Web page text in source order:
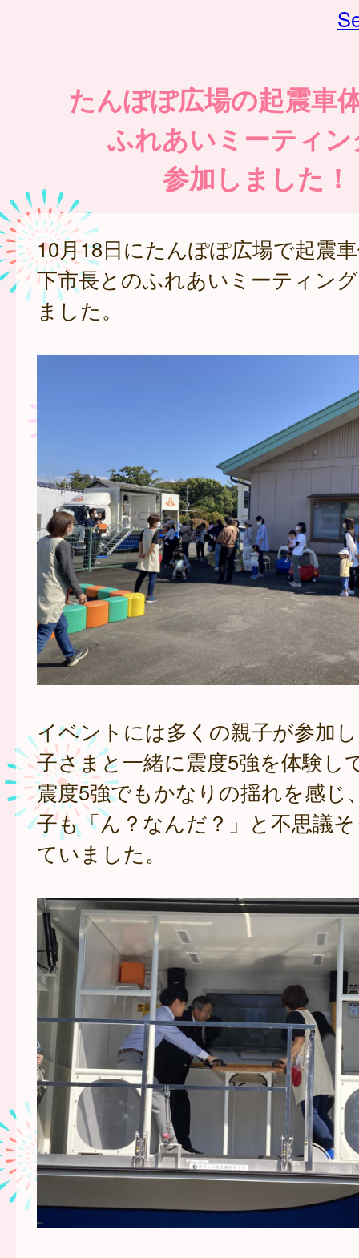
たんぽぽ広場の起震車
ふれあいミーティ
参加しました！
10月18日にたんぽぽ広場で起震
下市長とのふれあいミーティン
ました。
イベントには多くの親子が参加
子さまと一緒に震度5強を体験し
震度5強でもかなりの揺れを感じ
子も「ん？なんだ？」と不思議
ていました。